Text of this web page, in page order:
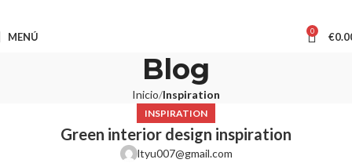
MENÚ 0 €
Blog
Inicio Inspiration
INSPIRATION
Green interior design inspiration
ltyu007@gmail.com